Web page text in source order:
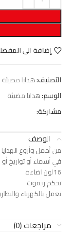
إضافة الى
التصنيف:هدايا مضيئة
الوسم:هدايا مضيئة
مشاركة:
الوصف
من أحمل وأروع
في أسماء أو تواريخ
16لون اضاءة
تحكم ريموت
تعمل بالكهرباء
مراجعات (0)